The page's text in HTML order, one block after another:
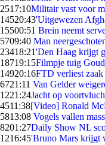
2517:10Militair vast voor
14520:43'Uitgewezen
15500:51 Brein neemt
5709:40 Man
23418:21'Den Haag krijgt
18719:15Filmpje tuig
14920:16FTD verliest
6721:11 Van Gelder
1221:24Jacht op
4511:38[Video] Ronald
5813:08 Vogels vallen
8201:27Daily Show NL
1216:45'Bruno Mars krijgt